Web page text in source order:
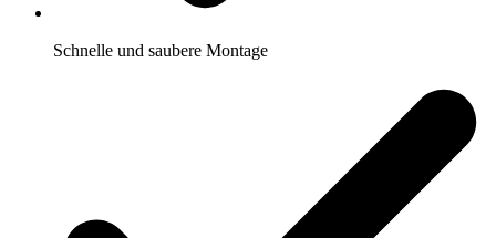
Schnelle und saubere Montage